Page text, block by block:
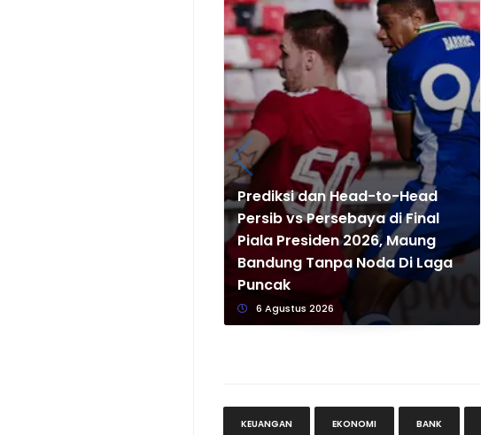
Prediksi dan Head-to-Head
Persib vs Persebaya di Final
Piala Presiden 2026, Maung
Bandung Tanpa Noda Di Laga
Puncak
6 Agustus 2026
KEUANGAN EKONOMI BANK